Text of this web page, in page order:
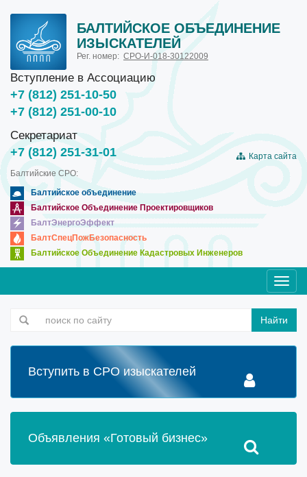
БАЛТИЙСКОЕ ОБЪЕДИНЕНИЕ
ИЗЫСКАТЕЛЕЙ
Рег. номер: СРО-И-018-30122009
Вступление в Ассоциацию
+7 (812) 251-10-50
+7 (812) 251-00-10
Секретариат
+7 (812) 251-31-01
Карта сайта
Балтийские СРО:
Балтийское объединение
Балтийское Объединение Проектировщиков
БалтЭнергоЭффект
БалтСпецПожБезопасность
Балтийское Объединение Кадастровых Инженеров
Найти
Вступить в СРО изыскателей
Объявления «Готовый бизнес»